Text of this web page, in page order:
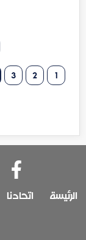
1
2
3
الرئيسة اتحادنا